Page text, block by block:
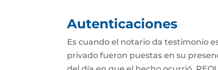
Autenticaciones
Es cuando el notario da testimonio
privado fueron puestas en su